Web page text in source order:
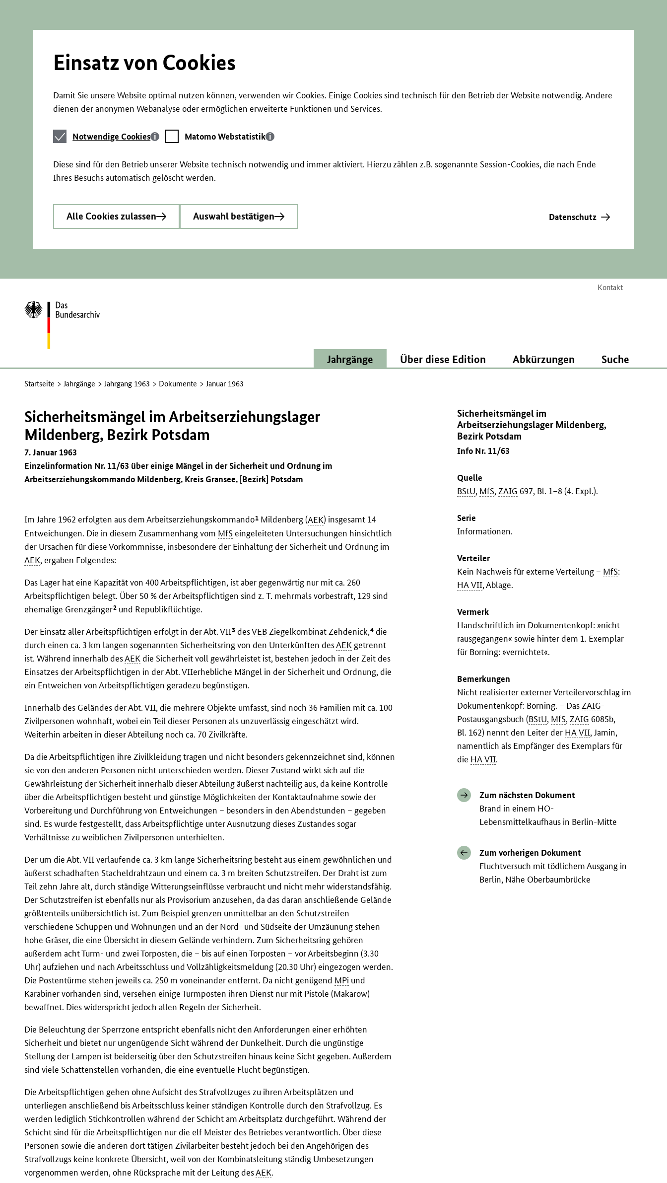
Einsatz von Cookies
Damit Sie unsere Website optimal nutzen können, verwenden wir Cookies. Einige Cookies sind technisch für den Betrieb der Website notwendig. Andere
dienen der anonymen Webanalyse oder ermöglichen erweiterte Funktionen und Services.
Notwendige
Cookies
Notwendige Cookies
Matomo
Webstatistik
Matomo Webstatistik
Diese sind für den Betrieb unserer Website technisch notwendig und immer aktiviert. Hierzu zählen z.B. sogenannte Session-Cookies, die nach Ende
Ihres Besuchs automatisch gelöscht werden.
Alle Cookies zulassen Auswahl bestätigen Datenschutz
Kontakt
Zur
Startseite
Jahrgänge Über diese Edition Abkürzungen Suche
Startseite Jahrgänge Jahrgang 1963 Dokumente Januar 1963
Sicherheitsmängel im
Arbeitserziehungslager Mildenberg,
Bezirk Potsdam
Info Nr. 11/63
Quelle
BStU, MfS,ZAIG 697, Bl. 1–8 (4. Expl.).
Serie
Informationen.
Verteiler
Kein Nachweis für externe Verteilung – MfS:
HA VII, Ablage.
Vermerk
Handschriftlich im Dokumentenkopf: »nicht
rausgegangen« sowie hinter dem 1. Exemplar
für Borning: »vernichtet«.
Bemerkungen
Nicht realisierter externer Verteilervorschlag im
Dokumentenkopf: Borning. – DasZAIG-
Postausgangsbuch (BStU, MfS,ZAIG 6085b,
Bl. 162) nennt den Leiter der HA VII, Jamin,
namentlich als Empfänger des Exemplars für
die HA VII.
Zum nächsten Dokument
Brand in einem HO-
Lebensmittelkaufhaus in Berlin-Mitte
Zum vorherigen Dokument
Fluchtversuch mit tödlichem Ausgang in
Berlin, Nähe Oberbaumbrücke
Sicherheitsmängel im Arbeitserziehungslager
Mildenberg, Bezirk Potsdam
7. Januar 1963
Einzelinformation Nr. 11/63 über einige Mängel in der Sicherheit und Ordnung im
Arbeitserziehungskommando Mildenberg, Kreis Gransee, [Bezirk] Potsdam
Im Jahre 1962 erfolgten aus dem Arbeitserziehungskommando1 Mildenberg (AEK) insgesamt 14
Entweichungen. Die in diesem Zusammenhang vom MfS eingeleiteten Untersuchungen hinsichtlich
der Ursachen für diese Vorkommnisse, insbesondere der Einhaltung der Sicherheit und Ordnung im
AEK, ergaben Folgendes:
Das Lager hat eine Kapazität von 400 Arbeitspflichtigen, ist aber gegenwärtig nur mit ca. 260
Arbeitspflichtigen belegt. Über 50 % der Arbeitspflichtigen sind z. T. mehrmals vorbestraft, 129 sind
ehemalige Grenzgänger2 und Republikflüchtige.
Der Einsatz aller Arbeitspflichtigen erfolgt in der Abt. VII3 desVEBZiegelkombinat Zehdenick,4 die
durch einen ca. 3 km langen sogenannten Sicherheitsring von den Unterkünften desAEK getrennt
ist. Während innerhalb desAEKdie Sicherheit voll gewährleistet ist, bestehen jedoch in der Zeit des
Einsatzes der Arbeitspflichtigen in der Abt. VIIerhebliche Mängel in der Sicherheit und Ordnung, die
ein Entweichen von Arbeitspflichtigen geradezu begünstigen.
Innerhalb des Geländes der Abt. VII, die mehrere Objekte umfasst, sind noch 36 Familien mit ca. 100
Zivilpersonen wohnhaft, wobei ein Teil dieser Personen als unzuverlässig eingeschätzt wird.
Weiterhin arbeiten in dieser Abteilung noch ca. 70 Zivilkräfte.
Da die Arbeitspflichtigen ihre Zivilkleidung tragen und nicht besonders gekennzeichnet sind, können
sie von den anderen Personen nicht unterschieden werden. Dieser Zustand wirkt sich auf die
Gewährleistung der Sicherheit innerhalb dieser Abteilung äußerst nachteilig aus, da keine Kontrolle
über die Arbeitspflichtigen besteht und günstige Möglichkeiten der Kontaktaufnahme sowie der
Vorbereitung und Durchführung von Entweichungen – besonders in den Abendstunden – gegeben
sind. Es wurde festgestellt, dass Arbeitspflichtige unter Ausnutzung dieses Zustandes sogar
Verhältnisse zu weiblichen Zivilpersonen unterhielten.
Der um die Abt. VII verlaufende ca. 3 km lange Sicherheitsring besteht aus einem gewöhnlichen und
äußerst schadhaften Stacheldrahtzaun und einem ca. 3 m breiten Schutzstreifen. Der Draht ist zum
Teil zehn Jahre alt, durch ständige Witterungseinflüsse verbraucht und nicht mehr widerstandsfähig.
Der Schutzstreifen ist ebenfalls nur als Provisorium anzusehen, da das daran anschließende Gelände
größtenteils unübersichtlich ist. Zum Beispiel grenzen unmittelbar an den Schutzstreifen
verschiedene Schuppen und Wohnungen und an der Nord- und Südseite der Umzäunung stehen
hohe Gräser, die eine Übersicht in diesem Gelände verhindern. Zum Sicherheitsring gehören
außerdem acht Turm- und zwei Torposten, die – bis auf einen Torposten – vor Arbeitsbeginn (3.30
Uhr) aufziehen und nach Arbeitsschluss und Vollzähligkeitsmeldung (20.30 Uhr) eingezogen werden.
Die Postentürme stehen jeweils ca. 250 m voneinander entfernt. Da nicht genügend MPi und
Karabiner vorhanden sind, versehen einige Turmposten ihren Dienst nur mit Pistole (Makarow)
bewaffnet. Dies widerspricht jedoch allen Regeln der Sicherheit.
Die Beleuchtung der Sperrzone entspricht ebenfalls nicht den Anforderungen einer erhöhten
Sicherheit und bietet nur ungenügende Sicht während der Dunkelheit. Durch die ungünstige
Stellung der Lampen ist beiderseitig über den Schutzstreifen hinaus keine Sicht gegeben. Außerdem
sind viele Schattenstellen vorhanden, die eine eventuelle Flucht begünstigen.
Die Arbeitspflichtigen gehen ohne Aufsicht des Strafvollzuges zu ihren Arbeitsplätzen und
unterliegen anschließend bis Arbeitsschluss keiner ständigen Kontrolle durch den Strafvollzug. Es
werden lediglich Stichkontrollen während der Schicht am Arbeitsplatz durchgeführt. Während der
Schicht sind für die Arbeitspflichtigen nur die elf Meister des Betriebes verantwortlich. Über diese
Personen sowie die anderen dort tätigen Zivilarbeiter besteht jedoch bei den Angehörigen des
Strafvollzugs keine konkrete Übersicht, weil von der Kombinatsleitung ständig Umbesetzungen
vorgenommen werden, ohne Rücksprache mit der Leitung desAEK.